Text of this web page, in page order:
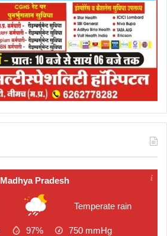
Madhya Pradesh
Temperate rain
97% 750 mmHg